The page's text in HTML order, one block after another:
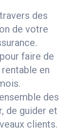
des
de votre
faire de
en
des
de guider et
clients.